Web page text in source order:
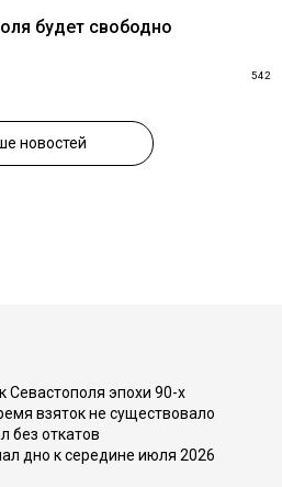
будет свободно
542
новостей
Севастополя эпохи 90-х
взяток не существовало
без откатов
дно к середине июля 2026